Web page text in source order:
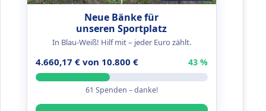
Neue Bänke für
unseren Sportplatz
In Blau-Weiß! Hilf mit – jeder Euro zählt.
4.660,17 € von 10.800 € 43 %
61 Spenden – danke!